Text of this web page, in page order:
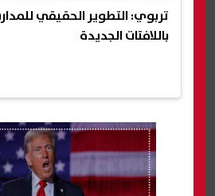
تربوي: التطوير الحقيقي
باللافتات الجديدة